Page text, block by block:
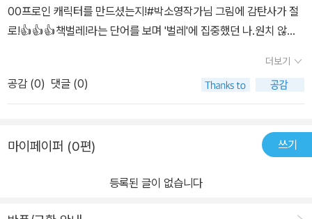
00프로인 캐릭터를 만드셨는지!#박소영작가님 그림에 감탄사가 절
로!👍👍👍책벌레!라는 단어를 보며 '벌레'에 집중했던 나.원치 않게
떠오른 나는부끄럽지만..비밀 응급실에서 좀벌레 퇴치(?)를 하나 하
는 이상한 상상을 했는데..^^;똑소리 나는 우리 아들이'엄마! 책벌레는
책 좋아하는 사람들을 비유적으로 표현한 말이잖아요.벌레로 그려져
사람을 말하는 것 같아요!'란다!😯🤩👍호오~♡ 난 왜 그 '책벌레' 생
한다!!😁재미난 이야기 속에 아기자기한 그림이 어우러져어린이들이
더보기
공감 (0) 댓글 (0)
마이페이퍼 (0편) 쓰기
등록된 글이 없습니다